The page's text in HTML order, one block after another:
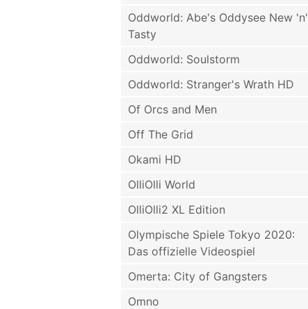
Oddworld: Abe's Oddysee New 'n'
Tasty
Oddworld: Soulstorm
Oddworld: Stranger's Wrath HD
Of Orcs and Men
Off The Grid
Okami HD
OlliOlli World
OlliOlli2 XL Edition
Olympische Spiele Tokyo 2020:
Das offizielle Videospiel
Omerta: City of Gangsters
Omno